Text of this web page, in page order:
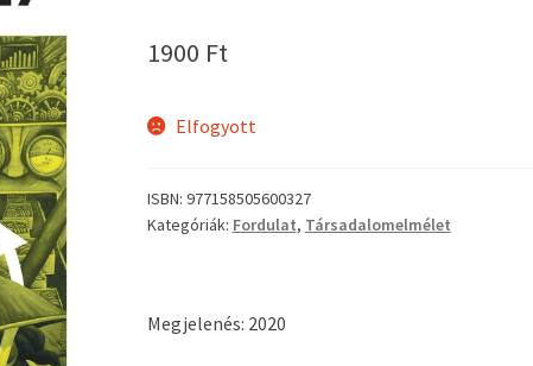
1900 Ft
Elfogyott
ISBN: 977158505600327
Kategóriák: Fordulat, Társadalomelmélet
Megjelenés: 2020